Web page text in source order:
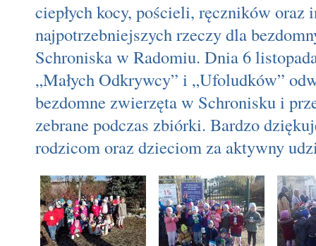
ciepłych kocy, pościeli, ręczników oraz
najpotrzebniejszych rzeczy dla
Schroniska w Radomiu. Dnia 6
„Małych Odkrywcy” i „Ufoludków”
bezdomne zwierzęta w Schronisku i
zebrane podczas zbiórki. Bardzo
rodzicom oraz dzieciom za aktywny